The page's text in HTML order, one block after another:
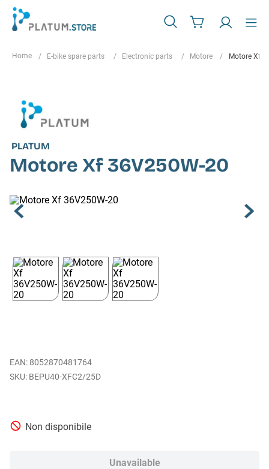
E-bike spare parts Electronic parts Motore Motore Xf
PLATUM
Motore Xf 36V250W-20
EAN: 8052870481764
BEPU40-XFC2/25D
Non disponibile
Unavailable